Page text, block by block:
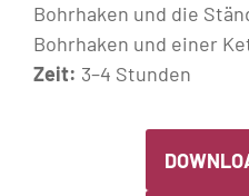
Bohrhaken und die
Bohrhaken und einer
Zeit: 3–4 Stunden